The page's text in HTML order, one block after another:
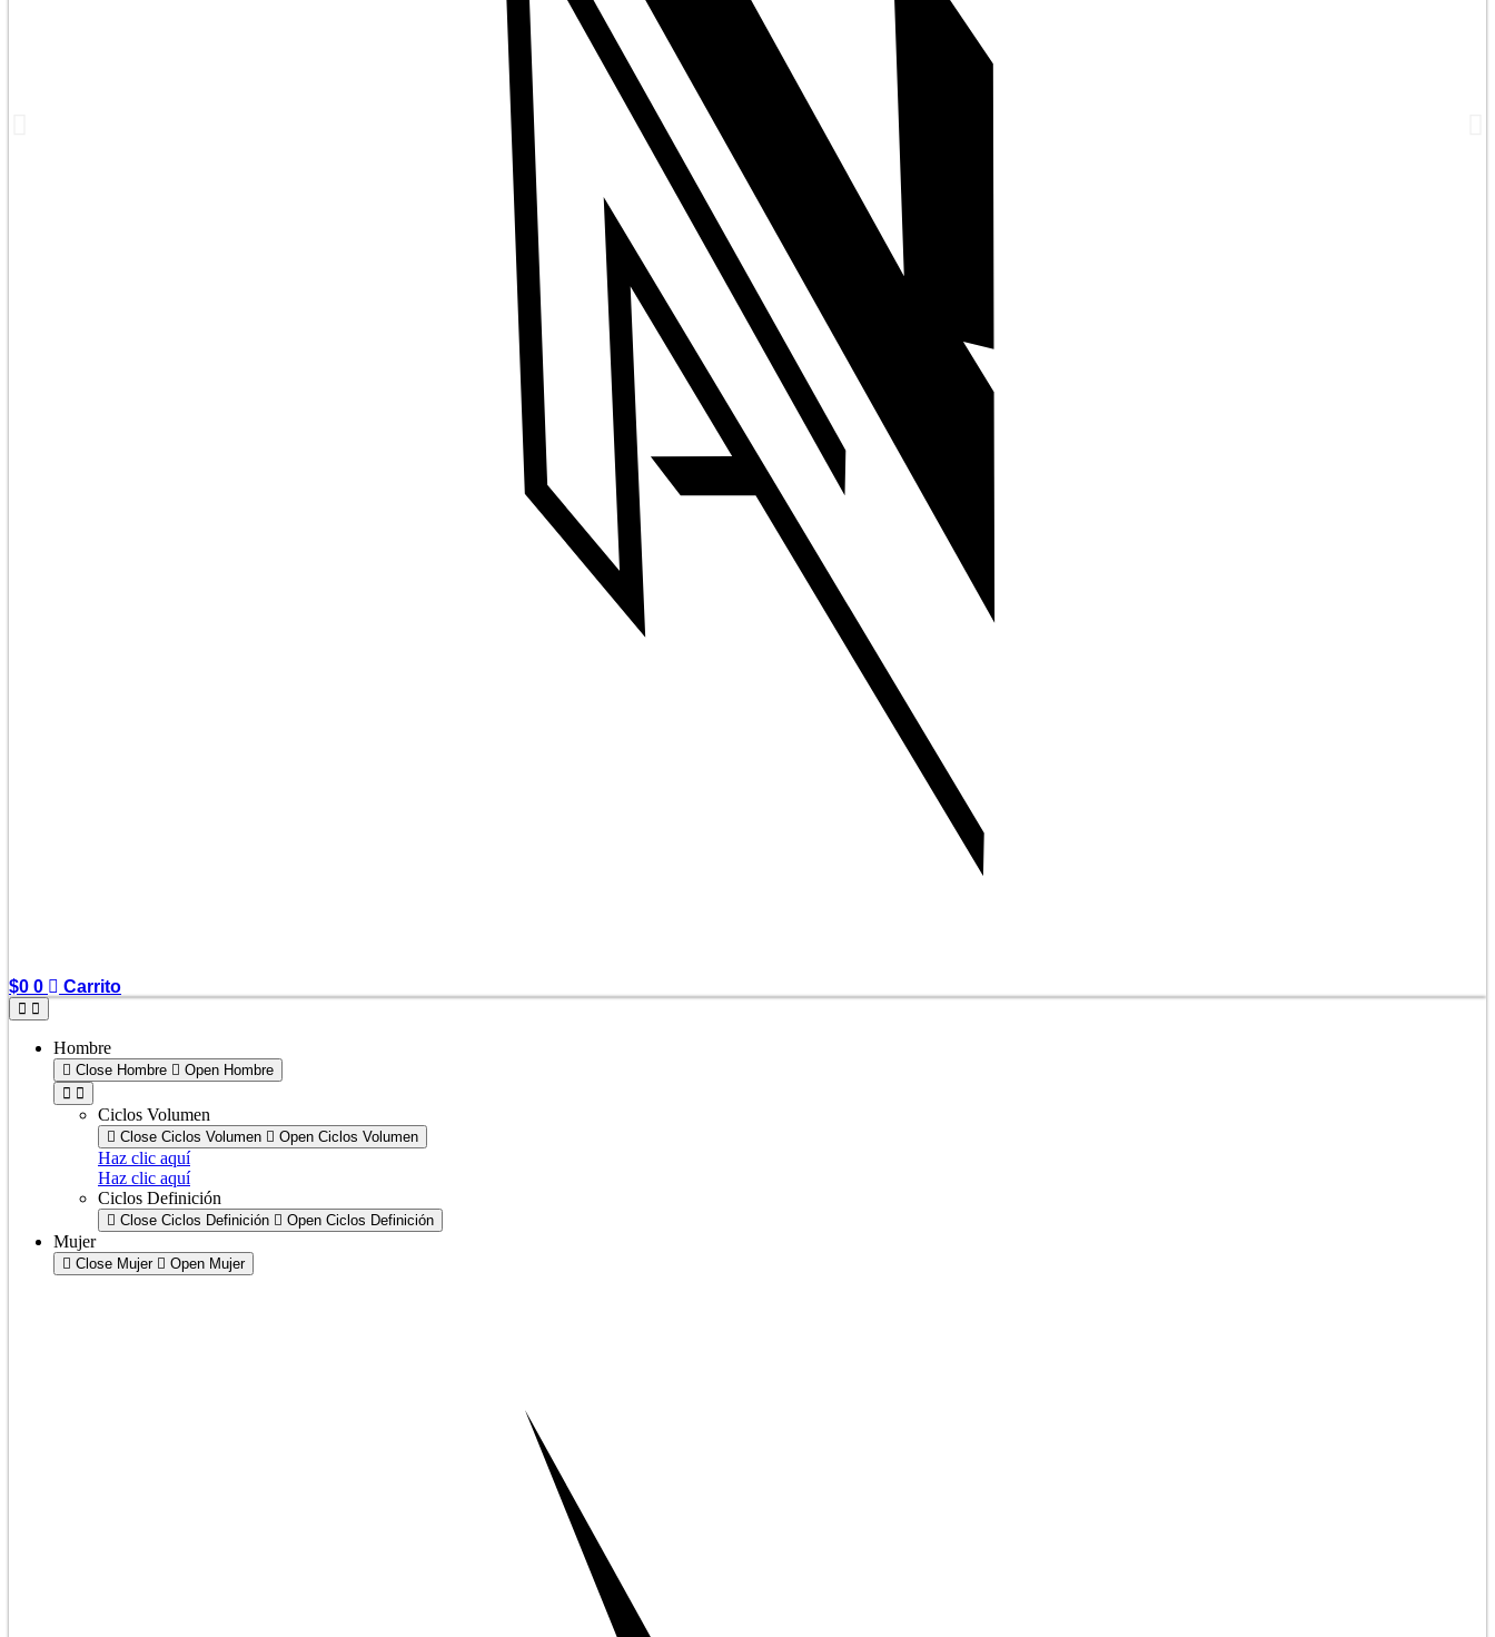
$0 0 Carrito
Hombre
Close Hombre Open Hombre
Ciclos Volumen
Close Ciclos Volumen Open Ciclos Volumen
Haz clic aquí
Haz clic aquí
Ciclos Definición
Close Ciclos Definición Open Ciclos Definición
Mujer
Close Mujer Open Mujer